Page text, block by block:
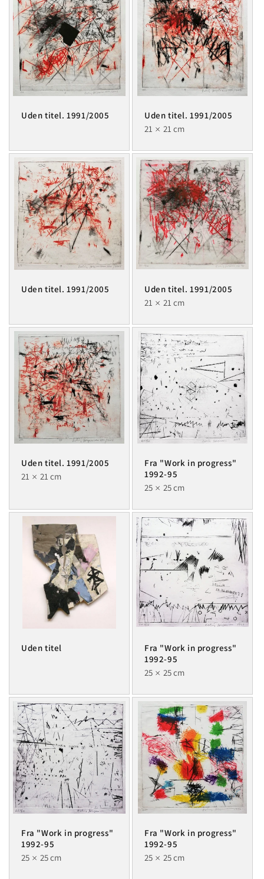
Uden titel. 1991/2005
Uden titel. 1991/2005
21
21 cm
Uden titel. 1991/2005
Uden titel. 1991/2005
21
21 cm
Uden titel. 1991/2005
21
21 cm
Fra "Work in progress"
1992-95
25
25 cm
Uden titel
Fra "Work in progress"
1992-95
25
25 cm
Fra "Work in progress"
1992-95
25
25 cm
Fra "Work in progress"
1992-95
25
25 cm